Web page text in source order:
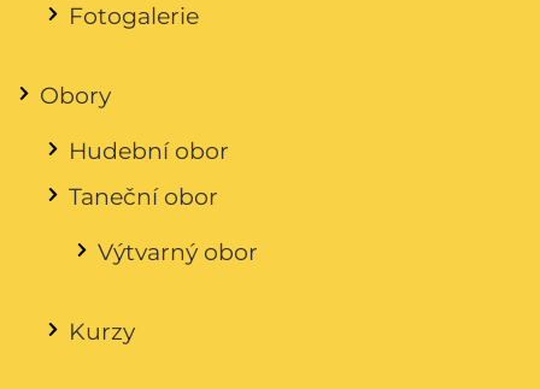
Fotogalerie
Obory
Hudební obor
Taneční obor
Výtvarný obor
Kurzy